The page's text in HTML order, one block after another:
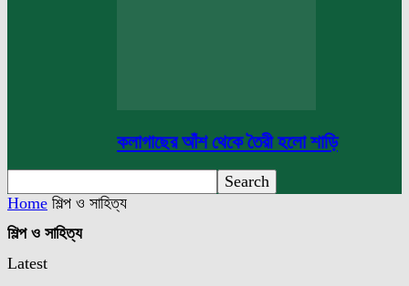
কলাগাছের আঁশ থেকে তৈরী হলো শাড়ি
Home শিল্প ও সাহিত্য
শিল্প ও সাহিত্য
Latest